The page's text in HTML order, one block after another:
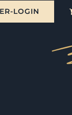
LOGIN